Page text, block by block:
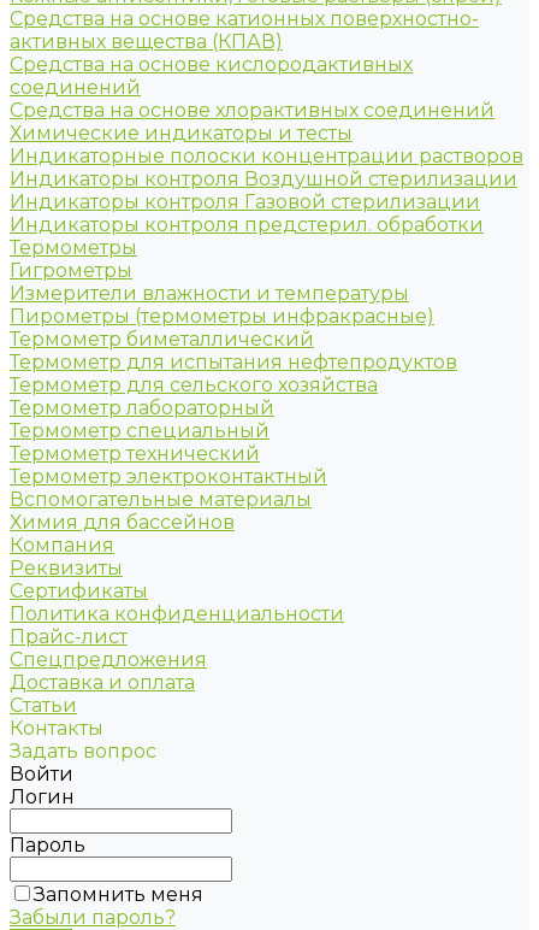
Средства на основе катионных поверхностно-
активных вещества (КПАВ)
Средства на основе кислородактивных
соединений
Средства на основе хлорактивных соединений
Химические индикаторы и тесты
Индикаторные полоски концентрации растворов
Индикаторы контроля Воздушной стерилизации
Индикаторы контроля Газовой стерилизации
Индикаторы контроля предстерил. обработки
Термометры
Гигрометры
Измерители влажности и температуры
Пирометры (термометры инфракрасные)
Термометр биметаллический
Термометр для испытания нефтепродуктов
Термометр для сельского хозяйства
Термометр лабораторный
Термометр специальный
Термометр технический
Термометр электроконтактный
Вспомогательные материалы
Химия для бассейнов
Компания
Реквизиты
Сертификаты
Политика конфиденциальности
Прайс-лист
Спецпредложения
Доставка и оплата
Статьи
Контакты
Задать вопрос
Войти
Логин
Пароль
Запомнить меня
Забыли пароль?